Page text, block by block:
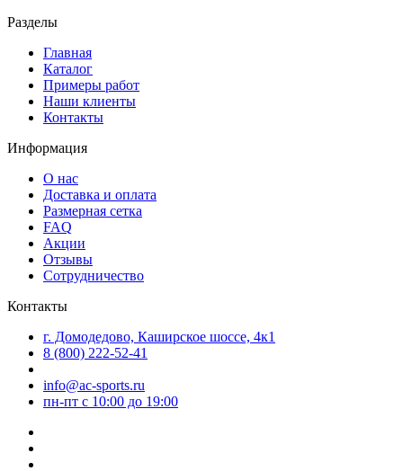
Разделы
Главная
Каталог
Примеры работ
Наши клиенты
Контакты
Информация
О нас
Доставка и оплата
Размерная сетка
FAQ
Акции
Отзывы
Сотрудничество
Контакты
г. Домодедово, Каширское шоссе, 4к1
8 (800) 222-52-41
info@ac-sports.ru
пн-пт c 10:00 до 19:00